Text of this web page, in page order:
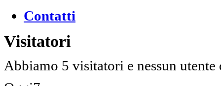
Contatti
Visitatori
Abbiamo 5 visitatori e nessun utente